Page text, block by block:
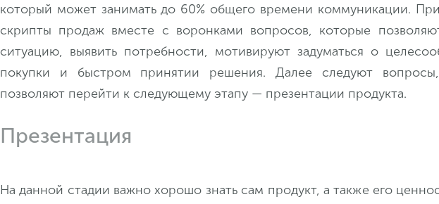
который может занимать до 60% общего времени коммуникации.
скрипты продаж вместе с воронками вопросов, которые
ситуацию, выявить потребности, мотивируют задуматься о
покупки и быстром принятии решения. Далее следуют
позволяют перейти к следующему этапу — презентации продукта.
Презентация
На данной стадии важно хорошо знать сам продукт, а также его